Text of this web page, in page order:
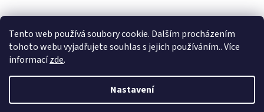
Tento web používá soubory cookie. Dalším procházením
tohoto webu vyjadřujete souhlas s jejich používáním.. Více
informacízde.
Nastavení
Sledovat na Instagramu